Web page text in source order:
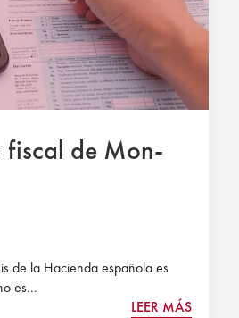
fiscal de Mon-
de la Hacienda española es
es...
LEER MÁS